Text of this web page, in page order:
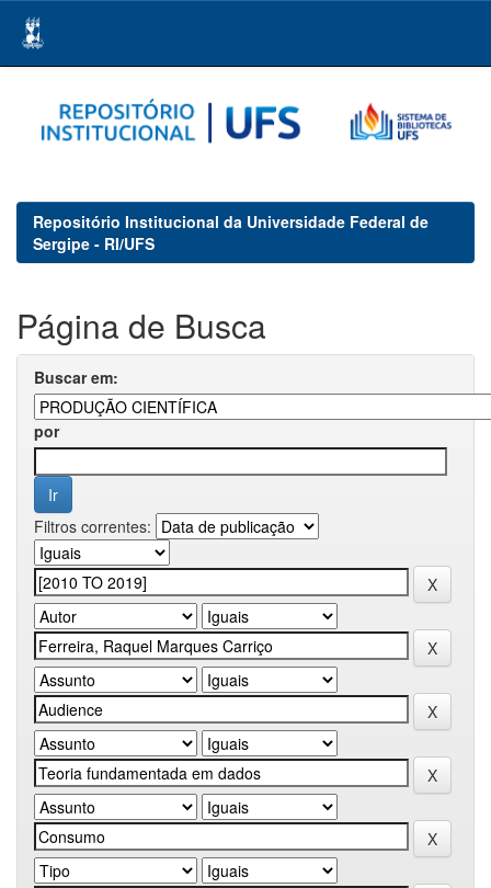
navigation
Repositório Institucional da Universidade Federal de
Sergipe - RI/UFS
Página de Busca
Buscar em:
por
Filtros correntes: